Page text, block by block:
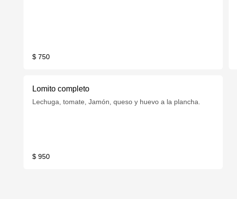
$ 750
Lomito completo
Lechuga, tomate, Jamón, queso y huevo a la plancha.
$ 950